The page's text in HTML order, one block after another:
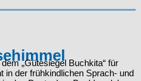
„Gütesiegel Buchkita“ für
in der frühkindlichen Sprach- und